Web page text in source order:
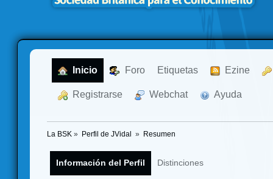
Inicio Foro Etiquetas Ezine
Registrarse Webchat Ayuda
La BSK » Perfil de JVidal » Resumen
Información del Perfil Distinciones